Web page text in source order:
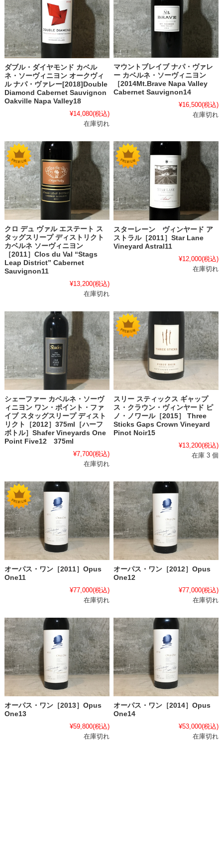
ダブル・ダイヤモンド カベル
ネ・ソーヴィニヨン オークヴィ
ル ナパ・ヴァレー[2018]Double
Diamond Cabernet Sauvignon
Oakville Napa Valley18
¥14,080(税込)
在庫切れ
マウントブレイブ ナパ・ヴァレ
ー カベルネ・ソーヴィニヨン
［2014Mt.Brave Napa Valley
Cabernet Sauvignon14
¥16,500(税込)
在庫切れ
クロ デュ ヴァル エステート ス
タッグスリープ ディストリクト
カベルネ ソーヴィニヨン
［2011］Clos du Val “Stags
Leap District” Cabernet
Sauvignon11
¥13,200(税込)
在庫切れ
スターレーン ヴィンヤード ア
ストラル［2011］Star Lane
Vineyard Astral11
¥12,000(税込)
在庫切れ
シェーファー カベルネ・ソーヴ
ィニヨン ワン・ポイント・ファ
イブ スタッグスリープ ディスト
リクト［2012］375ml［ハーフ
ボトル］Shafer Vineyards One
Point Five12 375ml
¥7,700(税込)
在庫切れ
スリー スティックス ギャップ
ス・クラウン・ヴィンヤード ピ
ノ・ノワール［2015］ Three
Sticks Gaps Crown Vineyard
Pinot Noir15
¥13,200(税込)
在庫 3 個
オーパス・ワン［2011］Opus
One11
¥77,000(税込)
在庫切れ
オーパス・ワン［2012］Opus
One12
¥77,000(税込)
在庫切れ
オーパス・ワン［2013］Opus
One13
¥59,800(税込)
在庫切れ
オーパス・ワン［2014］Opus
One14
¥53,000(税込)
在庫切れ